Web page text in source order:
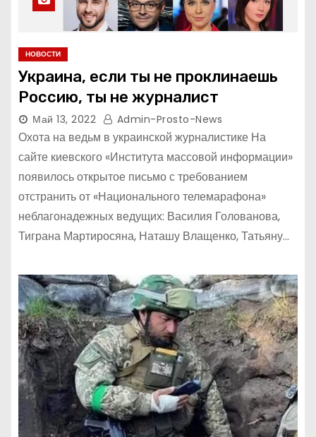
НОВОСТИ
Украина, если ты не проклинаешь
Россию, ты не журналист
Май 13, 2022 Admin-Prosto-News
Охота на ведьм в украинской журналистике На
сайте киевского «Института массовой информации»
появилось открытое письмо с требованием
отстранить от «Национального телемарафона»
неблагонадежных ведущих: Василия Голованова,
Тиграна Мартиросяна, Наташу Влащенко, Татьяну…